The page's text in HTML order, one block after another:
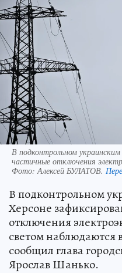
В подконтрольном
частичные отключения
Фото: Алексей БУЛАТОВ.
В подконтрольном
Херсоне
отключения
светом наблюдаются
сообщил глава
Ярослав Шанько.